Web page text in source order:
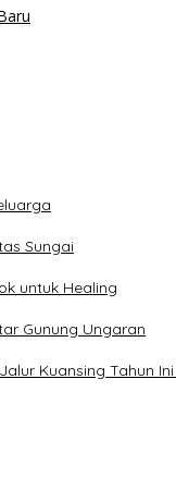
Sungai
untuk Healing
Gunung Ungaran
Kuansing Tahun